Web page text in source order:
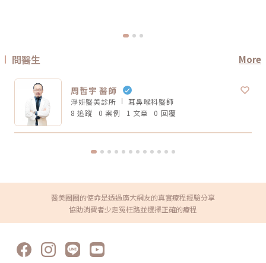
感。不過疼痛感會受到能量設定、施作部位、個人耐受度、儀器種類影響，
可能會有短暫泛紅、腫脹、痠感或觸痛，通常會逐漸緩解。實際狀況仍需依
防初老、改善膚質鬆弛，可以先從電波或其他較溫和的保養型療程評估。若
已經有明顯輪廓下垂，也可以和醫師討論音波。但年齡不是唯一標準，皮膚
厚度、脂肪量、鬆弛程度更重要。Q4：電波音波可以取代拉皮手術嗎？不
能完全取代。電波音波適合輕度到中度鬆弛，屬於非侵入式抗老療程。如果
是非常明顯的皮膚鬆垂或組織下滑，仍可能需要評估手術或其他治療方式。
Q5：電波音波多久做一次？每個人的老化程度、儀器種類、能量設定和維
持需求不同，沒有固定答案。一般會由醫師依照膚況、年齡、預算與期待效
果規劃，不建議自己照網路頻率硬套。搞懂電波跟音波的差別，才能選對適
誰，也不是誰一定比較好。圈圈提醒，做療程前不要只看網路心得，也不要
先對！★溫馨提醒★小編要提醒大家，醫療並非單純的商業交易，所有的療
程都伴隨著風險。因此，作為消費者應該謹慎選擇合適的醫療方案，以確保
安全與健康。
程，不是找「最紅的」，而是找「最符合目前需求的」。常見迷思二：電波
做完會立刻小臉嗎？很多人期待電波做完臉馬上小一圈，但這個期待需要調
刺激皮膚組織緊緻與膠原重塑，因此效果通常是逐步變化。有些人做完會覺
得臉比較緊、線條比較順，但真正的膠原變化通常需要時間。Thermage 官
「瞬間換臉」而是「慢慢變緊、變順、變精緻」做電波前需要注意什麼？無
論選無雙電波或鳳凰電波，療程前都建議注意以下幾點： 近期是否懷孕或
哺乳 是否有心律調節器或植入式電子裝置 施作區域是否有金屬植入物 是否
有嚴重皮膚發炎、傷口或感染 近期是否做過其他醫美療程 是否有蟹足腫或
特殊體質 是否正在服用影響皮膚修復的藥物這些資訊都應在諮詢時主動告
知醫療院所，即便是非侵入式療程，也不是每個人都適合做。做完電波後怎
麼保養？電波療程後，多數人不需要長時間恢復期，但仍建議做好基礎照
暖、烤箱 避免同時疊加刺激性保養品 依照院所指示安排回診或追蹤如果出
鳳凰電波偏向輪廓拉提與深層緊實。選擇重點應該是你的需求，而不是單看
療程定位不同，並非互相取代關係。若主要需求是膚質與輕度緊緻，無雙電
波可能適合；若主要需求是明顯輪廓拉提，鳳凰電波仍有其定位。Q3：無
雙電波適合年輕人嗎？若已開始出現膚質粗糙、毛孔、細紋或輕微鬆弛，無
雙電波可作為早期保養型選項。不過仍建議由專業醫師評估是否真的需要施
保養方式、能量設定與個人體質不同而有差異。多數電波療程並非永久效
果，通常需要定期保養。Q5：做完電波可以馬上化妝嗎？多數情況下恢復
期不長，但實際仍需依個人膚況與療程反應而定。若出現泛紅、敏感或熱
問醫生 More
周哲宇 醫師
淨妍醫美診所 耳鼻喉科醫師
8 追蹤
0 案例 1 文章 0 回覆
醫美圈圈的使命是透過廣大網友的真實療程經驗分享
協助消費者少走冤枉路並選擇正確的療程